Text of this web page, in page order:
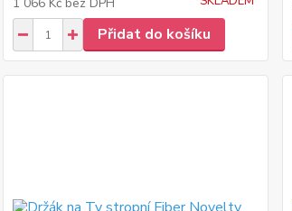
Přidat do košíku